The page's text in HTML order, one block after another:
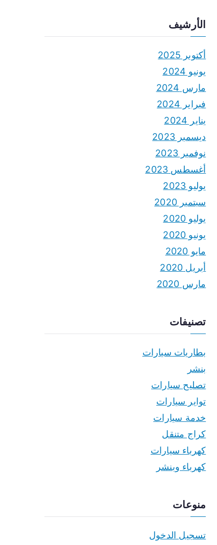
الأرشيف
أكتوبر 2025
يونيو 2024
مارس 2024
فبراير 2024
يناير 2024
ديسمبر 2023
نوفمبر 2023
أغسطس 2023
يوليو 2023
سبتمبر 2020
يوليو 2020
يونيو 2020
مايو 2020
أبريل 2020
مارس 2020
تصنيفات
بطاريات سيارات
بنشر
تصليح سيارات
تواير سيارات
خدمة سيارات
كراج متنقل
كهرباء سيارات
كهرباء وبنشر
منوعات
تسجيل الدخول